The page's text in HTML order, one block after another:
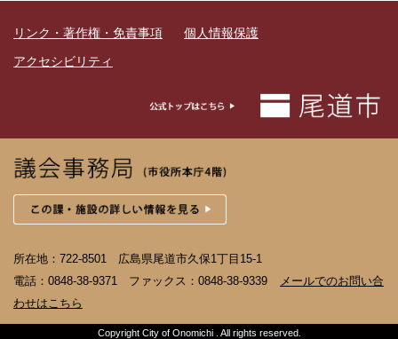
リンク・著作権・免責事項
個人情報保護
アクセシビリティ
所在地：722-8501 広島県尾道市久保1丁目15-1
電話：0848-38-9371 ファックス：0848-38-9339
メールでのお問い合
わせはこちら
Copyright City of Onomichi . All rights reserved.